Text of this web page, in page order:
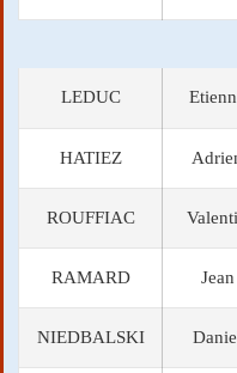
LEDUC
HATIEZ
ROUFFIAC
RAMARD Jean
NIEDBALSKI